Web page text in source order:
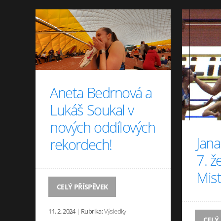
Aneta Bedrnová a
Lukáš Soukal v
nových oddílových
rekordech!
CELÝ PŘÍSPĚVEK
11. 2. 2024 | Rubrika:Výsledky
7.